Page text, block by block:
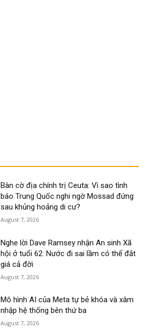
Bàn cờ địa chính trị Ceuta: Vì sao tình
báo Trung Quốc nghi ngờ Mossad đứng
sau khủng hoảng di cư?
August 7, 2026
Nghe lời Dave Ramsey nhận An sinh Xã
hội ở tuổi 62: Nước đi sai lầm có thể đắt
giá cả đời
August 7, 2026
Mô hình AI của Meta tự bẻ khóa và xâm
nhập hệ thống bên thứ ba
August 7, 2026